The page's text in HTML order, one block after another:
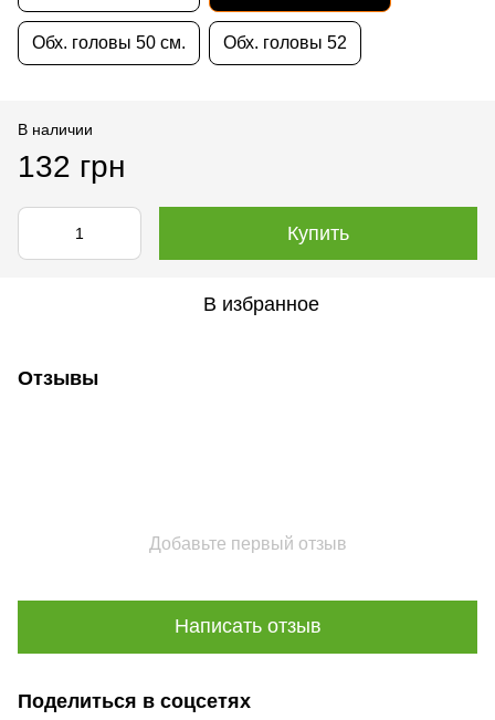
Обх. головы 50 см. Обх. головы 52
В наличии
132 грн
Купить
В избранное
Отзывы
Добавьте первый отзыв
Написать отзыв
Поделиться в соцсетях